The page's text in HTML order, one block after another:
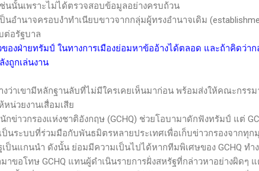
นนั้นเพราะไม่ได้ตรวจสอบข้อมูลอย่างครบถ้วน
นอำนาจครอบงำทำเนียบขาวจากกลุ่มผู้ทรงอำนาจเดิม (
ต่อรัฐบาล
องฝ่ายทรัมป์ ในทางการเมืองย่อมหาข้ออ้างได้ตลอด และถ้าคิดว่า
ถูกเล่นงาน
ขามีหลักฐานลับที่ไม่มีใครเคยเห็นมาก่อน พร้อมส่งให้คณะกรรม
หน่วยงานเสื่อมเสีย
กข่าวกรองแห่งชาติอังกฤษ (GCHQ) ช่วยโอบามาดักฟังทรัมป์ แต่
นระบบที่ร่วมมือกับพันธมิตรหลายประเทศเพื่อเก็บข่าวกรองจากทุ
เป็นแกนนำ ดังนั้น ย่อมมีความเป็นไปได้หากทีมพิเศษของ GCHQ ทำ
าขอโทษ GCHQ แทนผู้ดำเนินรายการฝั่งสหรัฐที่กล่าวหาอย่างผิดๆ